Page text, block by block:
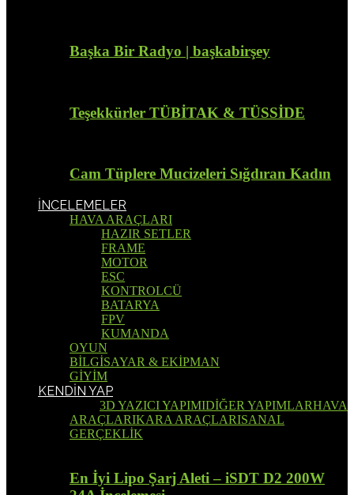
Başka Bir Radyo | başkabirşey
Teşekkürler TÜBİTAK & TÜSSİDE
Cam Tüplere Mucizeleri Sığdıran Kadın
İNCELEMELER
HAVA ARAÇLARI
HAZIR SETLER
FRAME
MOTOR
ESC
KONTROLCÜ
BATARYA
FPV
KUMANDA
OYUN
BİLGİSAYAR & EKİPMAN
GİYİM
KENDİN YAP
3D YAZICI YAPIMIDİĞER YAPIMLARHAVA
ARAÇLARIKARA ARAÇLARISANAL
GERÇEKLİK
En İyi Lipo Şarj Aleti – iSDT D2 200W